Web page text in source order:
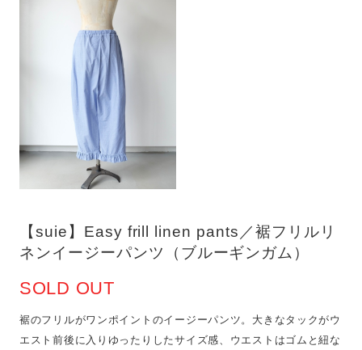
【suie】Easy frill linen pants／裾フリルリ
ネンイージーパンツ（ブルーギンガム）
SOLD OUT
裾のフリルがワンポイントのイージーパンツ。大きなタックがウ
エスト前後に入りゆったりしたサイズ感、ウエストはゴムと紐な